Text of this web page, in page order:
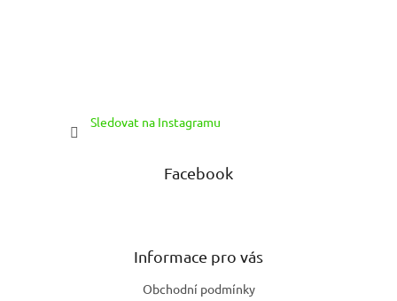
Sledovat na Instagramu
Facebook
Informace pro vás
Obchodní podmínky